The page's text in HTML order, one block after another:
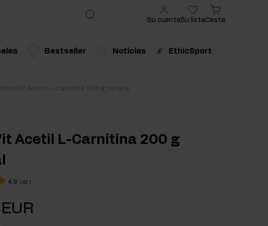
recomendado
Producto recomendado Producto recomendado
Bestseller Noticias EthicSport
Su cuentaSu listaCesta
Acetil L-Carnitina 200 g natural
Acetil L-Carnitina 200 g
4.9 (42 )